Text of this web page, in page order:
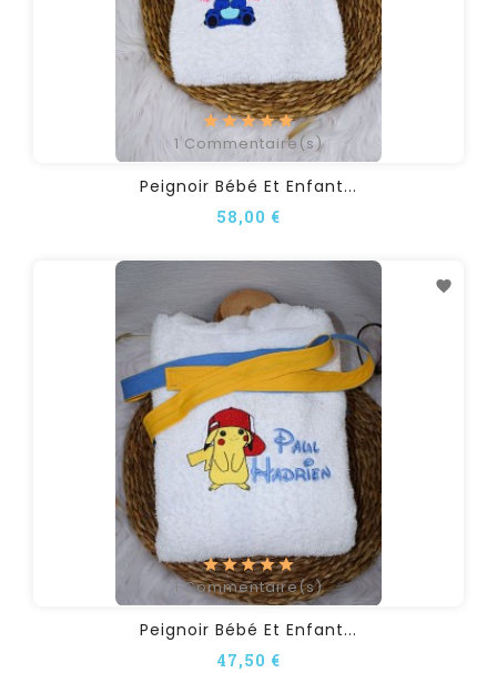
1Commentaire(s)
Peignoir Bébé Et Enfant...
58,00 €
1Commentaire(s)
Peignoir Bébé Et Enfant...
47,50 €